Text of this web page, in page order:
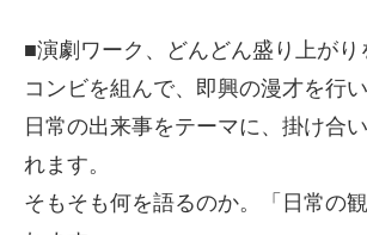
■演劇ワーク、どんどん盛り上がり
コンビを組んで、即興の漫才を行い
日常の出来事をテーマに、掛け合
れます。
そもそも何を語るのか。「日常の